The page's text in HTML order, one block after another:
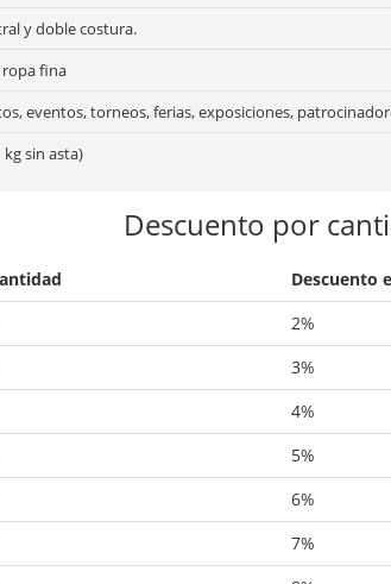
y doble costura.
ropa fina
eventos, torneos, ferias, exposiciones,
kg sin asta)
Descuento por
Descuento
2%
3%
4%
5%
6%
7%